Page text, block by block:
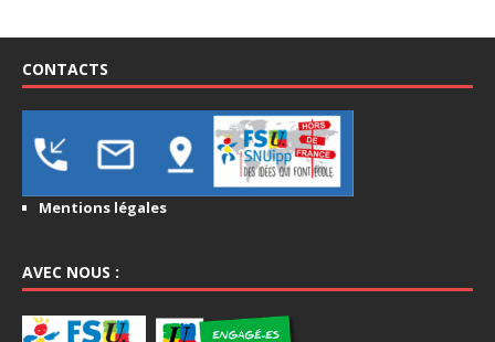
CONTACTS
Mentions légales
AVEC NOUS :